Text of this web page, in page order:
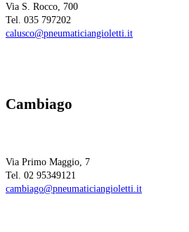
Via S. Rocco, 700
Tel. 035 797202
calusco@pneumaticiangioletti.it
Cambiago
Via Primo Maggio, 7
Tel. 02 95349121
cambiago@pneumaticiangioletti.it